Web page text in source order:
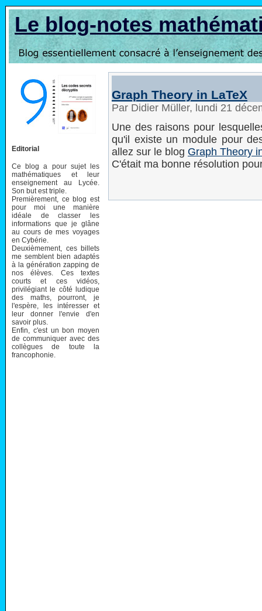
Le blog-notes
Editorial
Ce blog a pour sujet les
mathématiques et leur
enseignement au Lycée.
Son but est triple.
Premièrement, ce blog est
pour moi une manière
idéale de classer les
informations que je glâne
au cours de mes voyages
en Cybérie.
Deuxièmement, ces billets
me semblent bien adaptés
à la génération zapping de
nos élèves. Ces textes
courts et ces vidéos,
privilégiant le côté ludique
des maths, pourront, je
l'espère, les intéresser et
leur donner l'envie d'en
savoir plus.
Enfin, c'est un bon moyen
de communiquer avec des
collègues de toute la
francophonie.
Graph Theory in LaTeX
Par Didier Müller, lundi 21
Une des raisons pour
qu'il existe un module pour
allez sur le blog Graph Theory
C'était ma bonne résolution